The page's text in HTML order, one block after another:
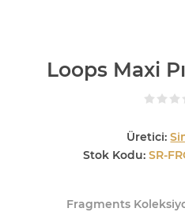
Loops Maxi
Üretici:
Stok Kodu: SR-
Fragments